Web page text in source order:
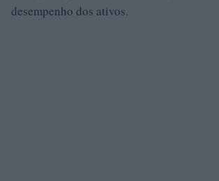
desempenho dos ativos.